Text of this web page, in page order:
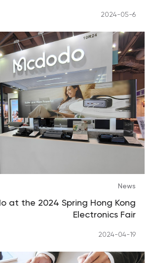
2024-05-6
News
at the 2024 Spring Hong Kong
Electronics Fair
2024-04-19